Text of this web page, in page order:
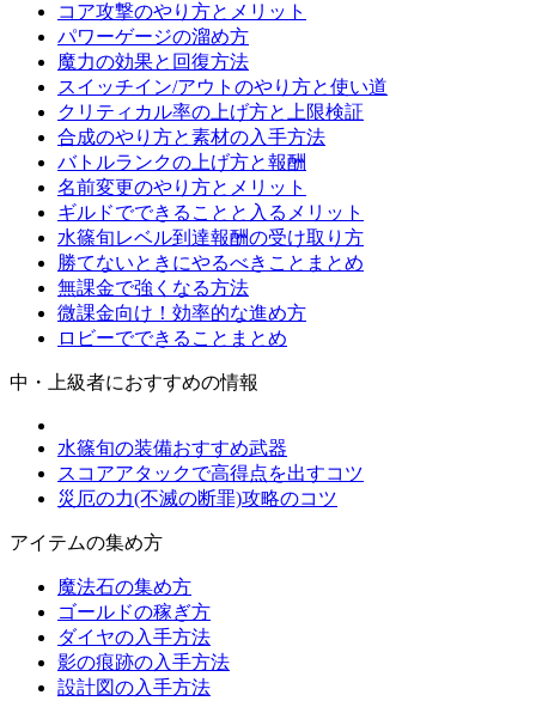
コア攻撃のやり方とメリット
パワーゲージの溜め方
魔力の効果と回復方法
スイッチイン/アウトのやり方と使い道
クリティカル率の上げ方と上限検証
合成のやり方と素材の入手方法
バトルランクの上げ方と報酬
名前変更のやり方とメリット
ギルドでできることと入るメリット
水篠旬レベル到達報酬の受け取り方
勝てないときにやるべきことまとめ
無課金で強くなる方法
微課金向け！効率的な進め方
ロビーでできることまとめ
中・上級者におすすめの情報
水篠旬の装備おすすめ武器
スコアアタックで高得点を出すコツ
災厄の力(不滅の断罪)攻略のコツ
アイテムの集め方
魔法石の集め方
ゴールドの稼ぎ方
ダイヤの入手方法
影の痕跡の入手方法
設計図の入手方法